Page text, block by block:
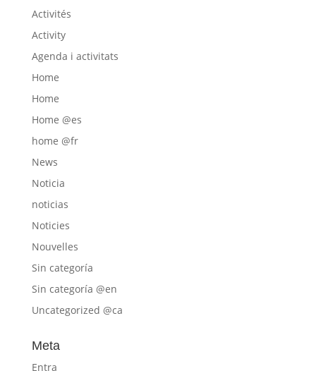
Activités
Activity
Agenda i activitats
Home
Home
Home @es
home @fr
News
Noticia
noticias
Noticies
Nouvelles
Sin categoría
Sin categoría @en
Uncategorized @ca
Meta
Entra